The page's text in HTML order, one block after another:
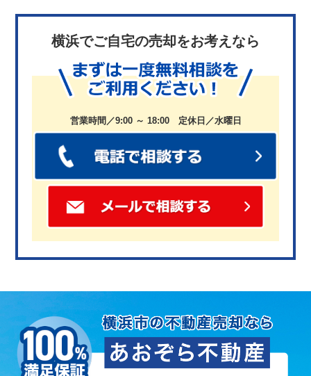
横浜でご自宅の売却をお考えなら
営業時間／9:00 ～ 18:00 定休日／水曜日